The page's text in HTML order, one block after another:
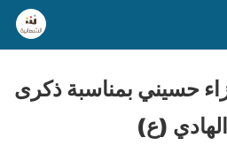
حسيني بمناسبة ذكرى
(ع)